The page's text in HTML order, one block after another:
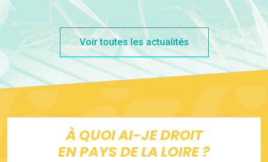
Voir toutes les actualités
À QUOI AI-JE DROIT
EN PAYS DE LA LOIRE ?